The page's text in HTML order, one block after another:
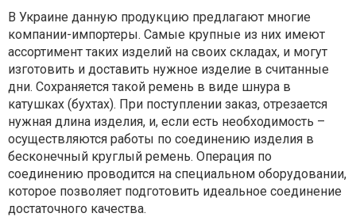
В Украине данную продукцию предлагают многие
компании-импортеры. Самые крупные из них имеют
ассортимент таких изделий на своих складах, и могут
изготовить и доставить нужное изделие в считанные
дни. Сохраняется такой ремень в виде шнура в
катушках (бухтах). При поступлении заказ, отрезается
нужная длина изделия, и, если есть необходимость –
осуществляются работы по соединению изделия в
бесконечный круглый ремень. Операция по
соединению проводится на специальном оборудовании,
которое позволяет подготовить идеальное соединение
достаточного качества.